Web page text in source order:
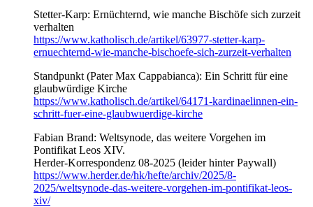
Stetter-Karp: Ernüchternd, wie manche Bischöfe sich zurzeit
verhalten
https://www.katholisch.de/artikel/63977-stetter-karp-
ernuechternd-wie-manche-bischoefe-sich-zurzeit-verhalten
Standpunkt (Pater Max Cappabianca): Ein Schritt für eine
glaubwürdige Kirche
https://www.katholisch.de/artikel/64171-kardinaelinnen-ein-
schritt-fuer-eine-glaubwuerdige-kirche
Fabian Brand: Weltsynode, das weitere Vorgehen im
Pontifikat Leos XIV.
Herder-Korrespondenz 08-2025 (leider hinter Paywall)
https://www.herder.de/hk/hefte/archiv/2025/8-
2025/weltsynode-das-weitere-vorgehen-im-pontifikat-leos-
xiv/